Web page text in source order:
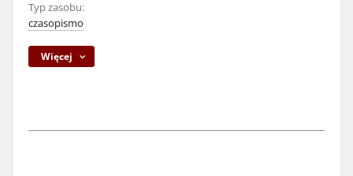
Typ zasobu:
czasopismo
Więcej